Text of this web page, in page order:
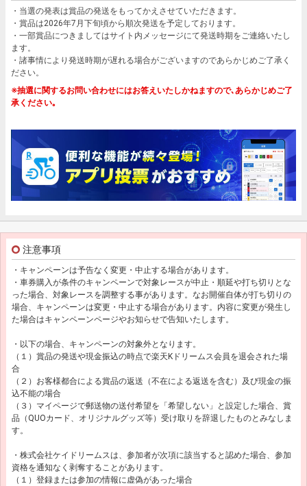
・当選の発表は賞品の発送をもってかえさせていただきます。
・賞品は2026年7月下旬頃から順次発送を予定しております。
・一部賞品につきましてはサイト内メッセージにて発送時期をご連絡いたし
ます。
・諸事情により発送時期が遅れる場合がございますのであらかじめご了承く
ださい。
※抽選に関するお問い合わせにはお答えいたしかねますので､あらかじめご了
承ください｡
注意事項
・キャンペーンは予告なく変更・中止する場合があります。
・車券購入が条件のキャンペーンで対象レースが中止・順延や打ち切りとな
った場合、対象レースを調整する事があります。なお開催自体が打ち切りの
場合、キャンペーンは変更・中止する場合があります。内容に変更が発生し
た場合はキャンペーンページやお知らせで告知いたします。
・以下の場合、キャンペーンの対象外となります。
（１）賞品の発送や現金振込の時点で楽天Kドリームス会員を退会された場
合
（２）お客様都合による賞品の返送（不在による返送を含む）及び現金の振
込不能の場合
（３）マイページで郵送物の送付希望を「希望しない」と設定した場合、賞
品（QUOカード、オリジナルグッズ等）受け取りを辞退したものとみなしま
す。
・株式会社ケイドリームスは、参加者が次項に該当すると認めた場合、参加
資格を通知なく剥奪することがあります。
（１）登録または参加の情報に虚偽があった場合